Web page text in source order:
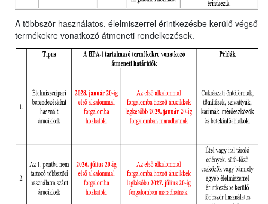
A többször használatos, élelmiszerrel érintkezésbe kerülő végső
termékekre vonatkozó átmeneti rendelkezések.